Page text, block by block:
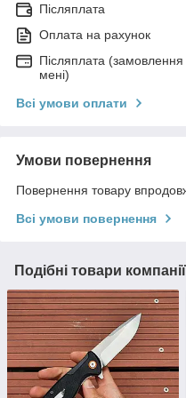
Післяплата
Оплата на рахунок
Післяплата
мені)
Всі умови оплати
Умови повернення
Повернення товару
Всі умови повернення
Подібні товари компанії